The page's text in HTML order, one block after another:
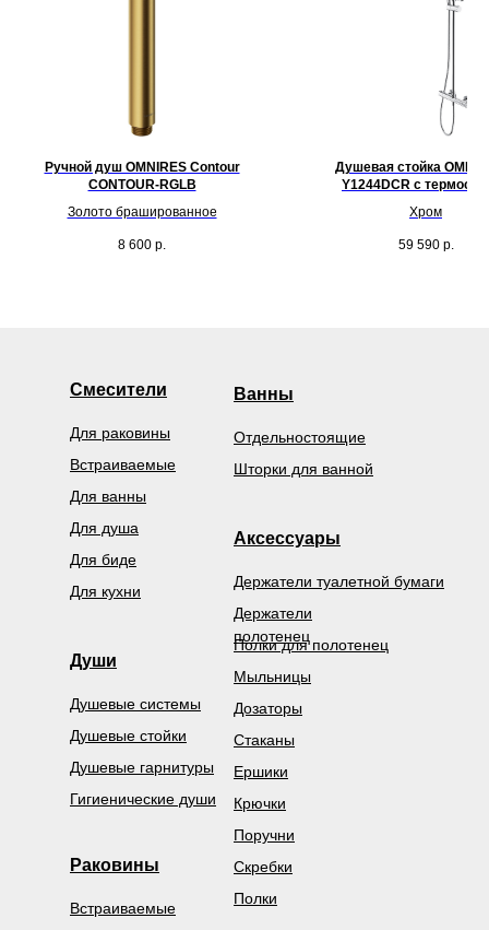
Ручной душ OMNIRES Contour
CONTOUR-RGLB
Золото брашированное
8 600 р.
Душевая стойка
Y1244DCR c
Хром
59 590 р.
Смесители
Души
Душевые гарнитуры
Душевые системы
Гигиенические души
Поручни
Скребки
Дозаторы
Полки
Стаканы
Ершики
Крючки
Держатели
полотенец
Мыльницы
Держатели туалетной бумаги
Полки для полотенец
Раковины
Встраиваемые
Встраиваемые
Для биде
Для ванны
Для душа
Для раковины
Для кухни
Ванны
Отдельностоящие
Шторки для ванной
Аксессуары
Душевые стойки